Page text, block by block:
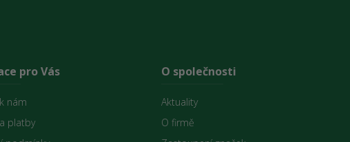
pro Vás
nám
platby
O společnosti
Aktuality
O firmě